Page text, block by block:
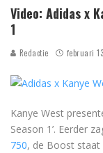
Video: Adidas x
1
Redactie februari
Kanye West
Season 1’. Eerder
750, de Boost staat